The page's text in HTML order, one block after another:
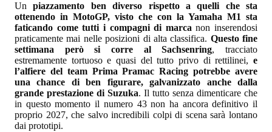
Un piazzamento ben diverso rispetto a quelli che sta
ottenendo in MotoGP, visto che con la Yamaha M1 sta
faticando come tutti i compagni di marcanon inserendosi
praticamente mai nelle posizioni di alta classifica. Questo fine
settimana però si corre al Sachsenring, tracciato
estremamente tortuoso e quasi del tutto privo di rettilinei, e
l’alfiere del team Prima Pramac Racing potrebbe avere
una chance di ben figurare, galvanizzato anche dalla
grande prestazione di Suzuka. Il tutto senza dimenticare che
in questo momento il numero 43 non ha ancora definitivo il
proprio 2027, che salvo incredibili colpi di scena sarà lontano
dai prototipi.